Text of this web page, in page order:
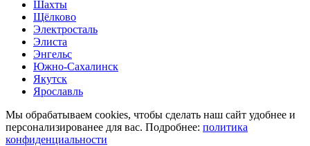
Шахты
Щёлково
Электросталь
Элиста
Энгельс
Южно-Сахалинск
Якутск
Ярославль
Мы обрабатываем cookies, чтобы сделать наш сайт удобнее и
персонализированее для вас. Подробнее: политика
конфиденциальности